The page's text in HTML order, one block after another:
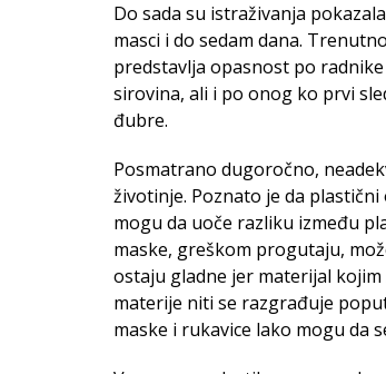
Do sada su istraživanja
masci i do sedam dana.
predstavlja opasnost po
sirovina, ali i po onog ko prvi
đubre.
Posmatrano dugoročno,
životinje. Poznato je da
mogu da uoče razliku između
maske, greškom progutaju,
ostaju gladne jer materijal
materije niti se razgrađuje
maske i rukavice lako mogu da